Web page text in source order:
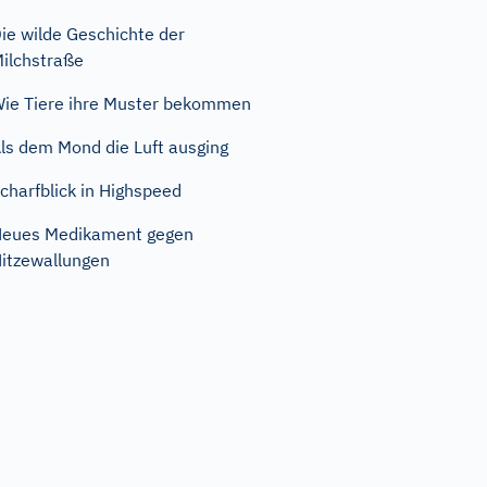
wilde Geschichte der
Tiere ihre Muster bekommen
dem Mond die Luft ausging
in Highspeed
Medikament gegen